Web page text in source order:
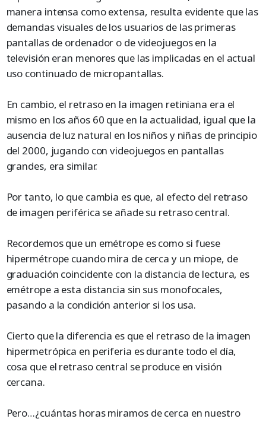
manera intensa como extensa, resulta evidente que las
demandas visuales de los usuarios de las primeras
pantallas de ordenador o de videojuegos en la
televisión eran menores que las implicadas en el actual
uso continuado de micropantallas.
En cambio, el retraso en la imagen retiniana era el
mismo en los años 60 que en la actualidad, igual que la
ausencia de luz natural en los niños y niñas de principio
del 2000, jugando con videojuegos en pantallas
grandes, era similar.
Por tanto, lo que cambia es que, al efecto del retraso
de imagen periférica se añade su retraso central.
Recordemos que un emétrope es como si fuese
hipermétrope cuando mira de cerca y un miope, de
graduación coincidente con la distancia de lectura, es
emétrope a esta distancia sin sus monofocales,
pasando a la condición anterior si los usa.
Cierto que la diferencia es que el retraso de la imagen
hipermetrópica en periferia es durante todo el día,
cosa que el retraso central se produce en visión
cercana.
Pero…¿cuántas horas miramos de cerca en nuestro